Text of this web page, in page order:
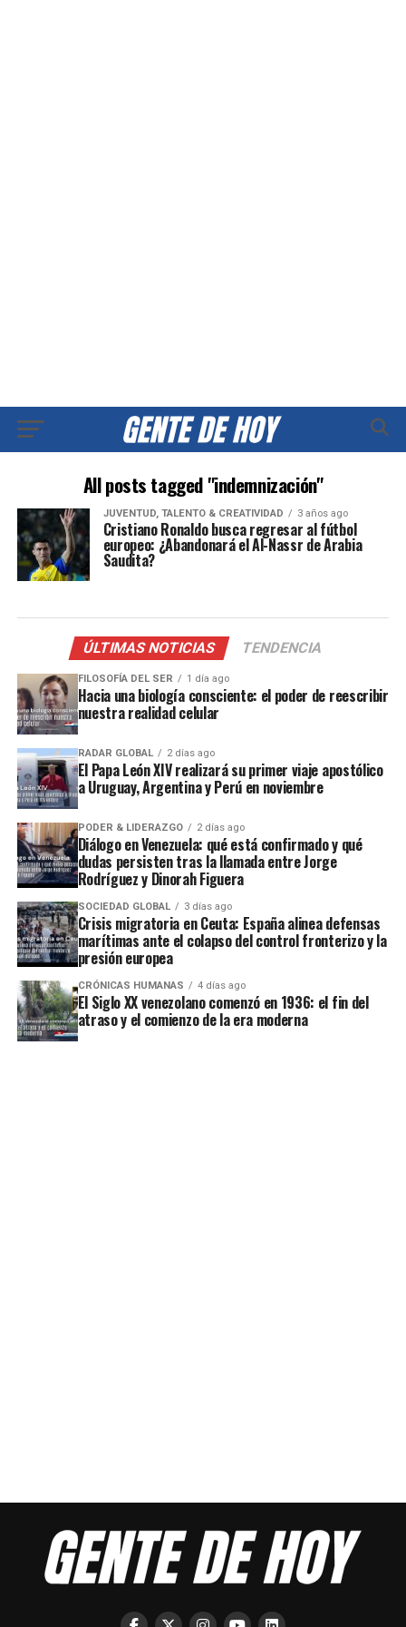
All posts tagged "indemnización"
JUVENTUD, TALENTO & CREATIVIDAD 3 años ago
Cristiano Ronaldo busca regresar al fútbol
europeo: ¿Abandonará el Al-Nassr de Arabia
Saudita?
ÚLTIMAS NOTICIAS TENDENCIA
FILOSOFÍA DEL SER 1 día ago
Hacia una biología consciente: el poder de reescribir
nuestra realidad celular
RADAR GLOBAL 2 días ago
El Papa León XIV realizará su primer viaje apostólico
a Uruguay, Argentina y Perú en noviembre
PODER & LIDERAZGO 2 días ago
Diálogo en Venezuela: qué está confirmado y qué
dudas persisten tras la llamada entre Jorge
Rodríguez y Dinorah Figuera
SOCIEDAD GLOBAL 3 días ago
Crisis migratoria en Ceuta: España alinea defensas
marítimas ante el colapso del control fronterizo y la
presión europea
CRÓNICAS HUMANAS 4 días ago
El Siglo XX venezolano comenzó en 1936: el fin del
atraso y el comienzo de la era moderna